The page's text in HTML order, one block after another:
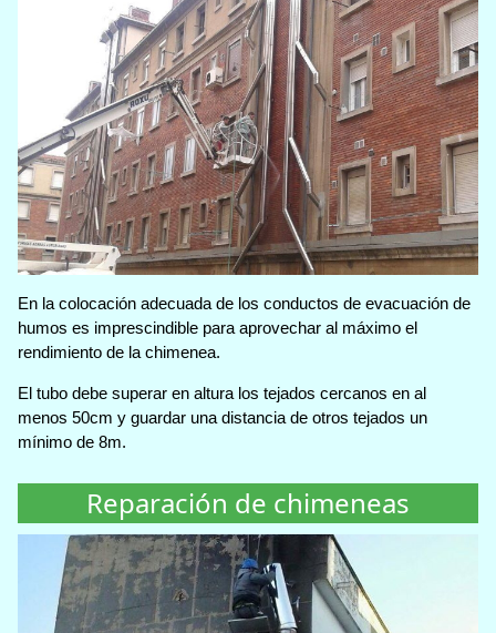
En la colocación adecuada de los conductos de evacuación de
humos es imprescindible para aprovechar al máximo el
rendimiento de la chimenea.
El tubo debe superar en altura los tejados cercanos en al
menos 50cm y guardar una distancia de otros tejados un
mínimo de 8m.
Reparación de chimeneas